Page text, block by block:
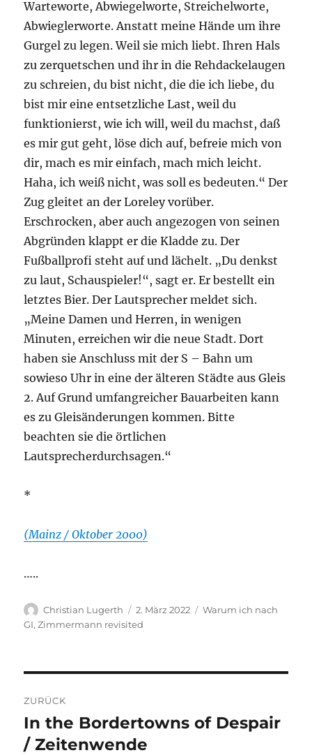
Warteworte, Abwiegelworte, Streichelworte,
Abwieglerworte. Anstatt meine Hände um ihre
Gurgel zu legen. Weil sie mich liebt. Ihren Hals
zu zerquetschen und ihr in die Rehdackelaugen
zu schreien, du bist nicht, die die ich liebe, du
bist mir eine entsetzliche Last, weil du
funktionierst, wie ich will, weil du machst, daß
es mir gut geht, löse dich auf, befreie mich von
dir, mach es mir einfach, mach mich leicht.
Haha, ich weiß nicht, was soll es bedeuten.“ Der
Zug gleitet an der Loreley vorüber.
Erschrocken, aber auch angezogen von seinen
Abgründen klappt er die Kladde zu. Der
Fußballprofi steht auf und lächelt. „Du denkst
zu laut, Schauspieler!“, sagt er. Er bestellt ein
letztes Bier. Der Lautsprecher meldet sich.
„Meine Damen und Herren, in wenigen
Minuten, erreichen wir die neue Stadt. Dort
haben sie Anschluss mit der S – Bahn um
sowieso Uhr in eine der älteren Städte aus Gleis
2. Auf Grund umfangreicher Bauarbeiten kann
es zu Gleisänderungen kommen. Bitte
beachten sie die örtlichen
Lautsprecherdurchsagen.“
*
(Mainz / Oktober 2000)
…..
Autor
Christian Lugerth
Veröffentlicht
am
2. März 2022 Kategorien
Warum ich nach
GI,Zimmermann revisited
ZURÜCK
Vorheriger
Beitrag:
In the Bordertowns of Despair
/ Zeitenwende